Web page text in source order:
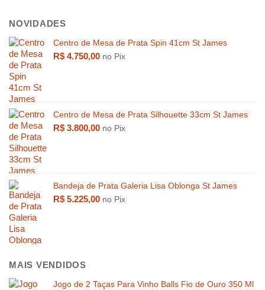
R$3.459,00 R$
NOVIDADES
Centro de Mesa de Prata Spin 41cm St James
R$ 4.750,00 no Pix
Centro de Mesa de Prata Silhouette 33cm St James
R$ 3.800,00 no Pix
Bandeja de Prata Galeria Lisa Oblonga St James
R$ 5.225,00 no Pix
MAIS VENDIDOS
Jogo de 2 Taças Para Vinho Balls Fio de Ouro 350 Ml